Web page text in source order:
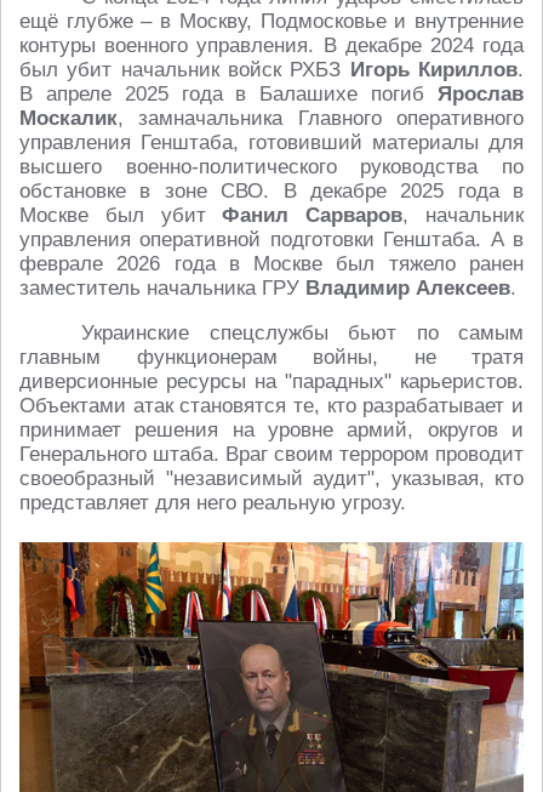
ещё глубже – в Москву, Подмосковье и внутренние
контуры военного управления. В декабре 2024 года
был убит начальник войск РХБЗ Игорь Кириллов.
В апреле 2025 года в Балашихе погиб Ярослав
Москалик, замначальника Главного оперативного
управления Генштаба, готовивший материалы для
высшего военно-политического руководства по
обстановке в зоне СВО. В декабре 2025 года в
Москве был убитФанил Сарваров, начальник
управления оперативной подготовки Генштаба. А в
феврале 2026 года в Москве был тяжело ранен
заместитель начальника ГРУ Владимир Алексеев.
Украинские спецслужбы бьют по самым
главным функционерам войны, не тратя
диверсионные ресурсы на "парадных" карьеристов.
Объектами атак становятся те, кто разрабатывает и
принимает решения на уровне армий, округов и
Генерального штаба. Враг своим террором проводит
своеобразный "независимый аудит", указывая, кто
представляет для него реальную угрозу.